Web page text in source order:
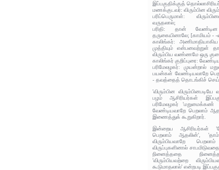
இப்பகுதிக்குத்
மணக்குடவர்: விரும்பின
பரிப்பெருமாள்:
வருதலால்;
பரிதி: தான்
தருகையினாலே; [காமியம் - -
காலிங்கர்:
முத்தியும் என்பனவற்றுள்
விரும்பிய வண்ணமே ஒரு
காலிங்கர் குறிப்புரை:
பரிமேலழகர்: முயன்றால்
பயன்கள் வேண்டியவாறே
- தவத்தைத் தொடங்கிச்
'விரும்பின
பழம் ஆசிரியர்கள்
பரிமேலழகர்
வேண்டியவாறே பெறலாம்
இணைத்துக் கூறுகிறார்.
இன்றைய ஆசிரியர்கள்
பெறலாம் ஆதலின்',
விரும்பியவாறே
விருப்புகளினால்
நினைத்ததை
'விரும்பியவற்றை
கூடுமாதலால்' என்றபடி